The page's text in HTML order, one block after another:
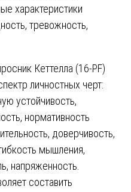
характеристики
тревожность,
Кеттелла (16-PF)
личностных черт:
устойчивость,
нормативность
доверчивость,
мышления,
напряженность.
составить